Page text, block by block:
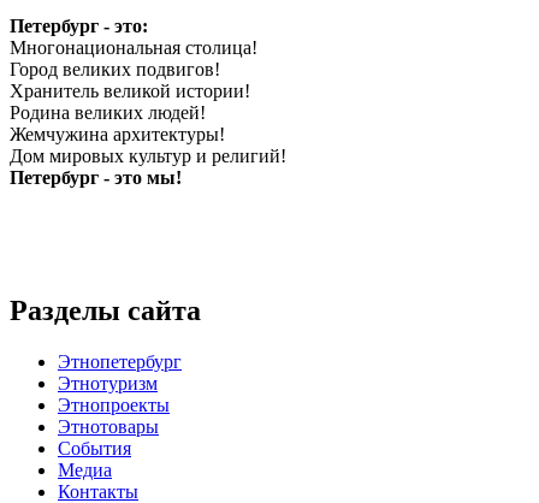
Петербург - это:
Многонациональная столица!
Город великих подвигов!
Хранитель великой истории!
Родина великих людей!
Жемчужина архитектуры!
Дом мировых культур и религий!
Петербург - это мы!
Разделы сайта
Этнопетербург
Этнотуризм
Этнопроекты
Этнотовары
События
Медиа
Контакты